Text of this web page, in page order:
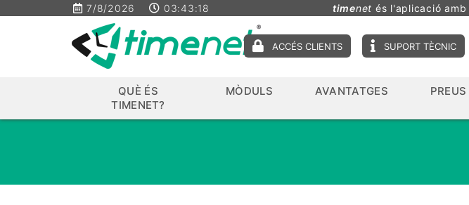
7/8/2026 03:43:20 timenet és l'aplicació amb
SUPORT TÈCNIC
ACCÉS CLIENTS
QUÈ ÉS
TIMENET?
MÒDULS AVANTATGES PREUS